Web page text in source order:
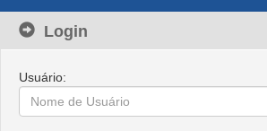
Login
Usuário: